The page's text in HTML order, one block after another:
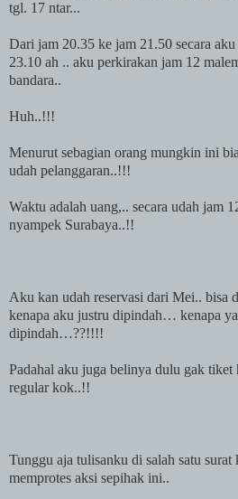
tgl. 17 ntar...
Dari jam 20.35 ke jam 21.50 secara
23.10 ah .. aku perkirakan jam 12
bandara..
Huh..!!!
Menurut sebagian orang mungkin ini
udah pelanggaran..!!!
Waktu adalah uang,.. secara udah jam
nyampek Surabaya..!!
Aku kan udah reservasi dari Mei.. bisa
kenapa aku justru dipindah… kenapa
dipindah…??!!!!
Padahal aku juga belinya dulu gak tiket
regular kok..!!
Tunggu aja tulisanku di salah satu surat
memprotes aksi sepihak ini..